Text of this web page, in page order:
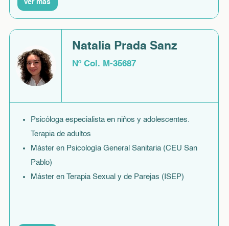
Ver más
Natalia Prada Sanz
Nº Col. M-35687
Psicóloga especialista en niños y adolescentes.
Terapia de adultos
Máster en Psicología General Sanitaria (CEU San
Pablo)
Máster en Terapia Sexual y de Parejas (ISEP)